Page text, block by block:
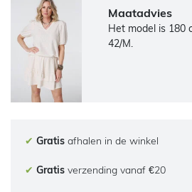
Maatadvies
Het model is 180
42/M.
✔ Gratis afhalen in de winkel
✔ Gratis verzending vanaf €20